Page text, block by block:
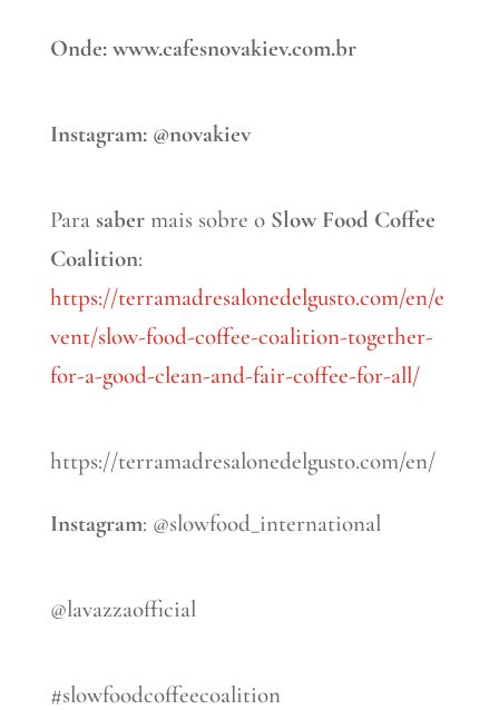
Onde: www.cafesnovakiev.com.br
Instagram: @novakiev
Para saber mais sobre o Slow Food Coffee
Coalition:
https://terramadresalonedelgusto.com/en/e
vent/slow-food-coffee-coalition-together-
for-a-good-clean-and-fair-coffee-for-all/
https://terramadresalonedelgusto.com/en/
Instagram: @slowfood_international
@lavazzaofficial
#slowfoodcoffeecoalition